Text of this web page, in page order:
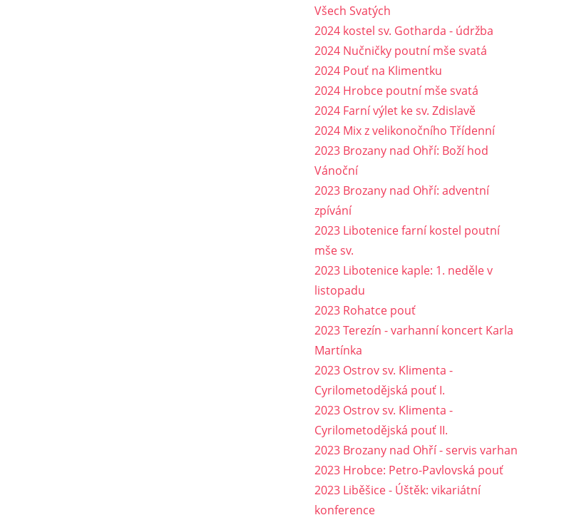
Všech Svatých
2024 kostel sv. Gotharda - údržba
2024 Nučničky poutní mše svatá
2024 Pouť na Klimentku
2024 Hrobce poutní mše svatá
2024 Farní výlet ke sv. Zdislavě
2024 Mix z velikonočního Třídenní
2023 Brozany nad Ohří: Boží hod
Vánoční
2023 Brozany nad Ohří: adventní
zpívání
2023 Libotenice farní kostel poutní
mše sv.
2023 Libotenice kaple: 1. neděle v
listopadu
2023 Rohatce pouť
2023 Terezín - varhanní koncert Karla
Martínka
2023 Ostrov sv. Klimenta -
Cyrilometodějská pouť I.
2023 Ostrov sv. Klimenta -
Cyrilometodějská pouť II.
2023 Brozany nad Ohří - servis varhan
2023 Hrobce: Petro-Pavlovská pouť
2023 Liběšice - Úštěk: vikariátní
konference